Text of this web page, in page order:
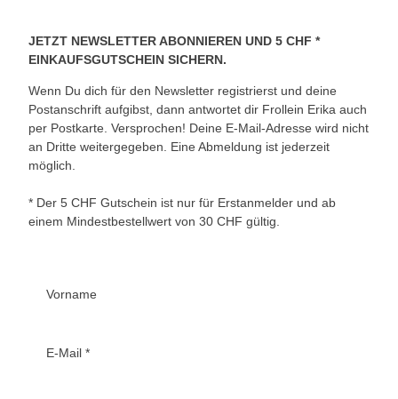
JETZT NEWSLETTER ABONNIEREN UND 5 CHF *
EINKAUFSGUTSCHEIN SICHERN.
Wenn Du dich für den Newsletter registrierst und deine
Postanschrift aufgibst, dann antwortet dir Frollein Erika auch
per Postkarte. Versprochen! Deine E-Mail-Adresse wird nicht
an Dritte weitergegeben. Eine Abmeldung ist jederzeit
möglich.
* Der 5 CHF Gutschein ist nur für Erstanmelder und ab
einem Mindestbestellwert von 30 CHF gültig.
Vorname
E-Mail*